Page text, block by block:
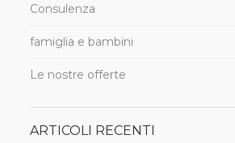
Consulenza
famiglia e bambini
Le nostre offerte
ARTICOLI RECENTI